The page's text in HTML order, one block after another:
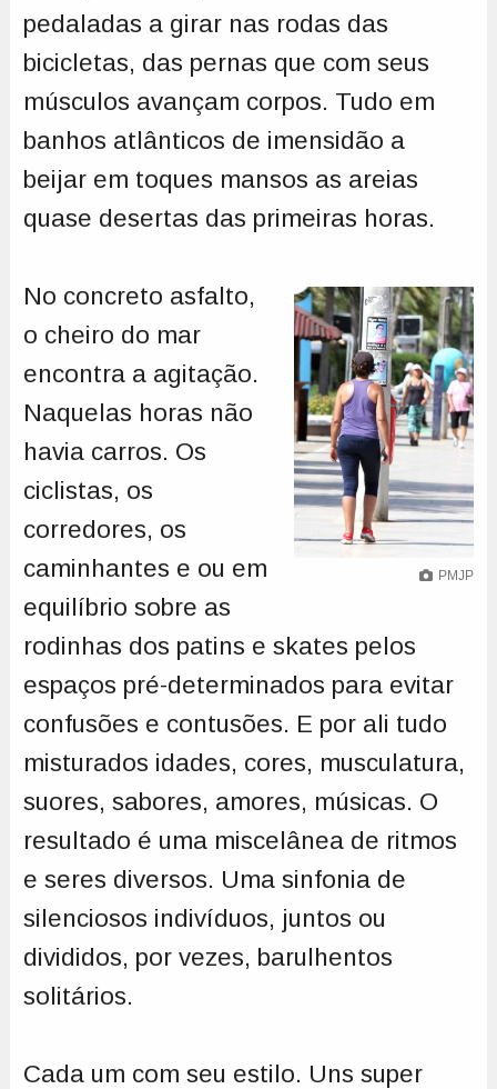
pedaladas a girar nas rodas das
bicicletas, das pernas que com seus
músculos avançam corpos. Tudo em
banhos atlânticos de imensidão a
beijar em toques mansos as areias
quase desertas das primeiras horas.
PMJP
No concreto asfalto,
o cheiro do mar
encontra a agitação.
Naquelas horas não
havia carros. Os
ciclistas, os
corredores, os
caminhantes e ou em
equilíbrio sobre as
rodinhas dos patins e skates pelos
espaços pré-determinados para evitar
confusões e contusões. E por ali tudo
misturados idades, cores, musculatura,
suores, sabores, amores, músicas. O
resultado é uma miscelânea de ritmos
e seres diversos. Uma sinfonia de
silenciosos indivíduos, juntos ou
divididos, por vezes, barulhentos
solitários.
Cada um com seu estilo. Uns super